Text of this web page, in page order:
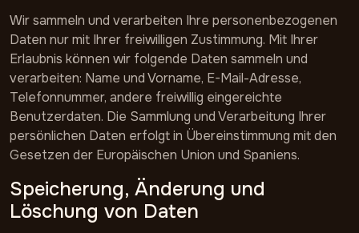
Wir sammeln und verarbeiten Ihre personenbezogenen
Daten nur mit Ihrer freiwilligen Zustimmung. Mit Ihrer
Erlaubnis können wir folgende Daten sammeln und
verarbeiten: Name und Vorname, E-Mail-Adresse,
Telefonnummer, andere freiwillig eingereichte
Benutzerdaten. Die Sammlung und Verarbeitung Ihrer
persönlichen Daten erfolgt in Übereinstimmung mit den
Gesetzen der Europäischen Union und Spaniens.
Speicherung, Änderung und
Löschung von Daten